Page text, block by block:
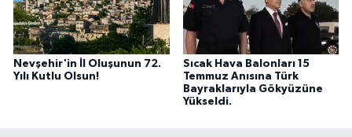
Nevşehir'in İl Oluşunun 72.
Yılı Kutlu Olsun!
Sıcak Hava Balonları 15
Temmuz Anısına Türk
Bayraklarıyla Gökyüzüne
Yükseldi.